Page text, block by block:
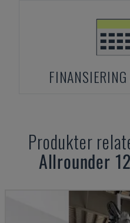
Produkter
Allrounder